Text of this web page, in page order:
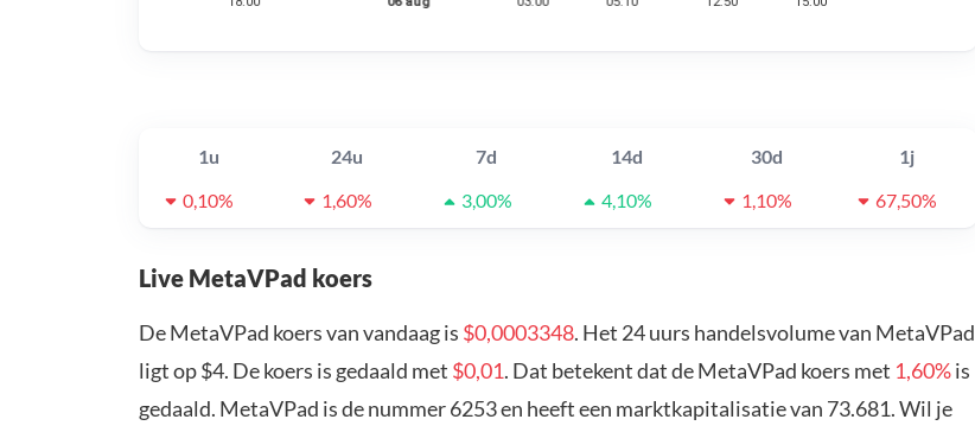
1u 24u 7d 14d 30d
1j
0,10%
1,60% 3,00% 4,10% 1,10% 67,50%
Live MetaVPad koers
De MetaVPad koers van vandaag is $0,0003348. Het 24 uurs handelsvolume van MetaVPad
ligt op $4. De koers is gedaald met $0,01. Dat betekent dat de MetaVPad koers met 1,60%is
gedaald. MetaVPad is de nummer 6253 en heeft een marktkapitalisatie van 73.681. Wil je